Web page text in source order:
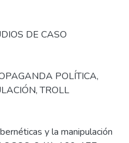
DE CASO
POLÍTICA,
,TROLL
y la manipulación